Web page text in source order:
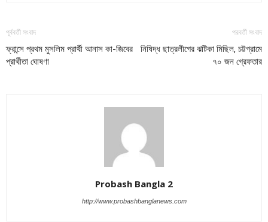
পূর্ববর্তী সংবাদ
ফ্রান্সে প্রথম মুসলিম প্রার্থী আনাস কা-জিবের
প্রার্থীতা ঘোষণা
পরবর্তী সংবাদ
নিষিদ্ধ ছাত্রলীগের ঝটিকা মিছিল, চট্টগ্রামে
৭০ জন গ্রেফতার
Probash Bangla 2
http://www.probashbanglanews.com